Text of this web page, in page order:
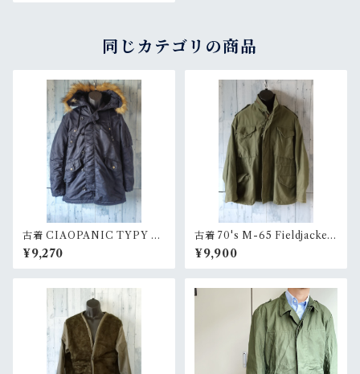
同じカテゴリの商品
古着 CIAOPANIC TYPY N
-3B 中綿ジャケット サイズS
RankB
¥9,270
古着 70's M-65 Fieldjacket
3RD M-S RankC
¥9,900